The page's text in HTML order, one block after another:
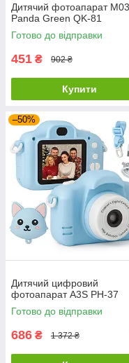
Дитячий фотоапарат M03
Panda Green QK-81
Готово до відправки
451 ₴ 902 ₴
Купити
–50%
Дитячий цифровий
фотоапарат A3S PH-37
Готово до відправки
686 ₴ 1 372 ₴